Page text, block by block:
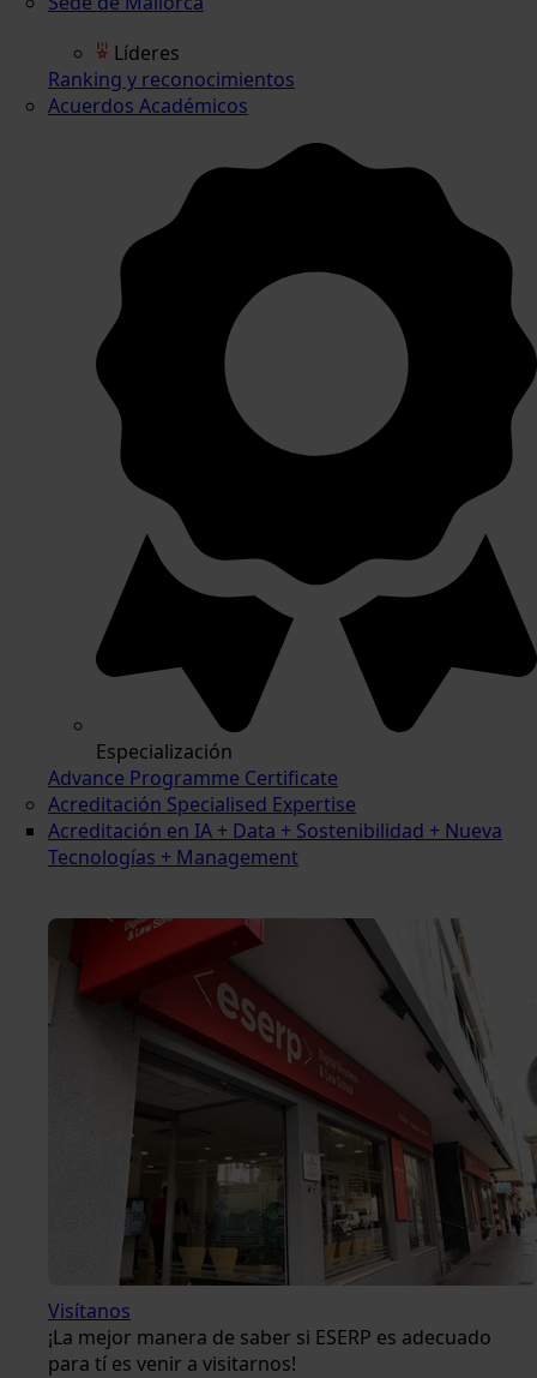
Líderes
Ranking y reconocimientos
Acuerdos Académicos
Especialización
Advance Programme Certificate
Acreditación Specialised Expertise
Acreditación en IA + Data + Sostenibilidad + Nueva
Tecnologías + Management
Visítanos
¡La mejor manera de saber si ESERP es adecuado
para tí es venir a visitarnos!